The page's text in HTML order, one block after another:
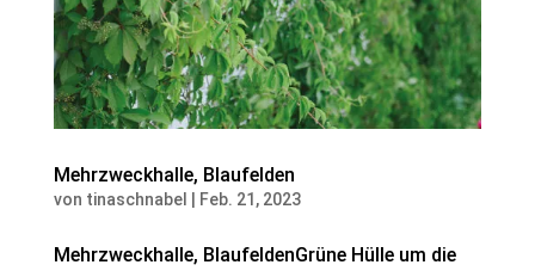
Mehrzweckhalle, Blaufelden
von tinaschnabel Feb. 21, 2023
Mehrzweckhalle, BlaufeldenGrüne Hülle um die